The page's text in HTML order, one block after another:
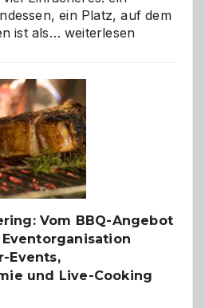
ein Platz, auf dem
ist als… Als
–
die
Gelegenheit,
neue
Reiseziele
zu
entdecken
weiterlesen
Vom BBQ-Angebot
Events,
und Live-Cooking